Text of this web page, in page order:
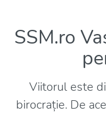
SSM.ro
Viitorul este
birocrație. De